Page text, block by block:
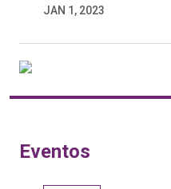
JAN 1, 2023
Eventos